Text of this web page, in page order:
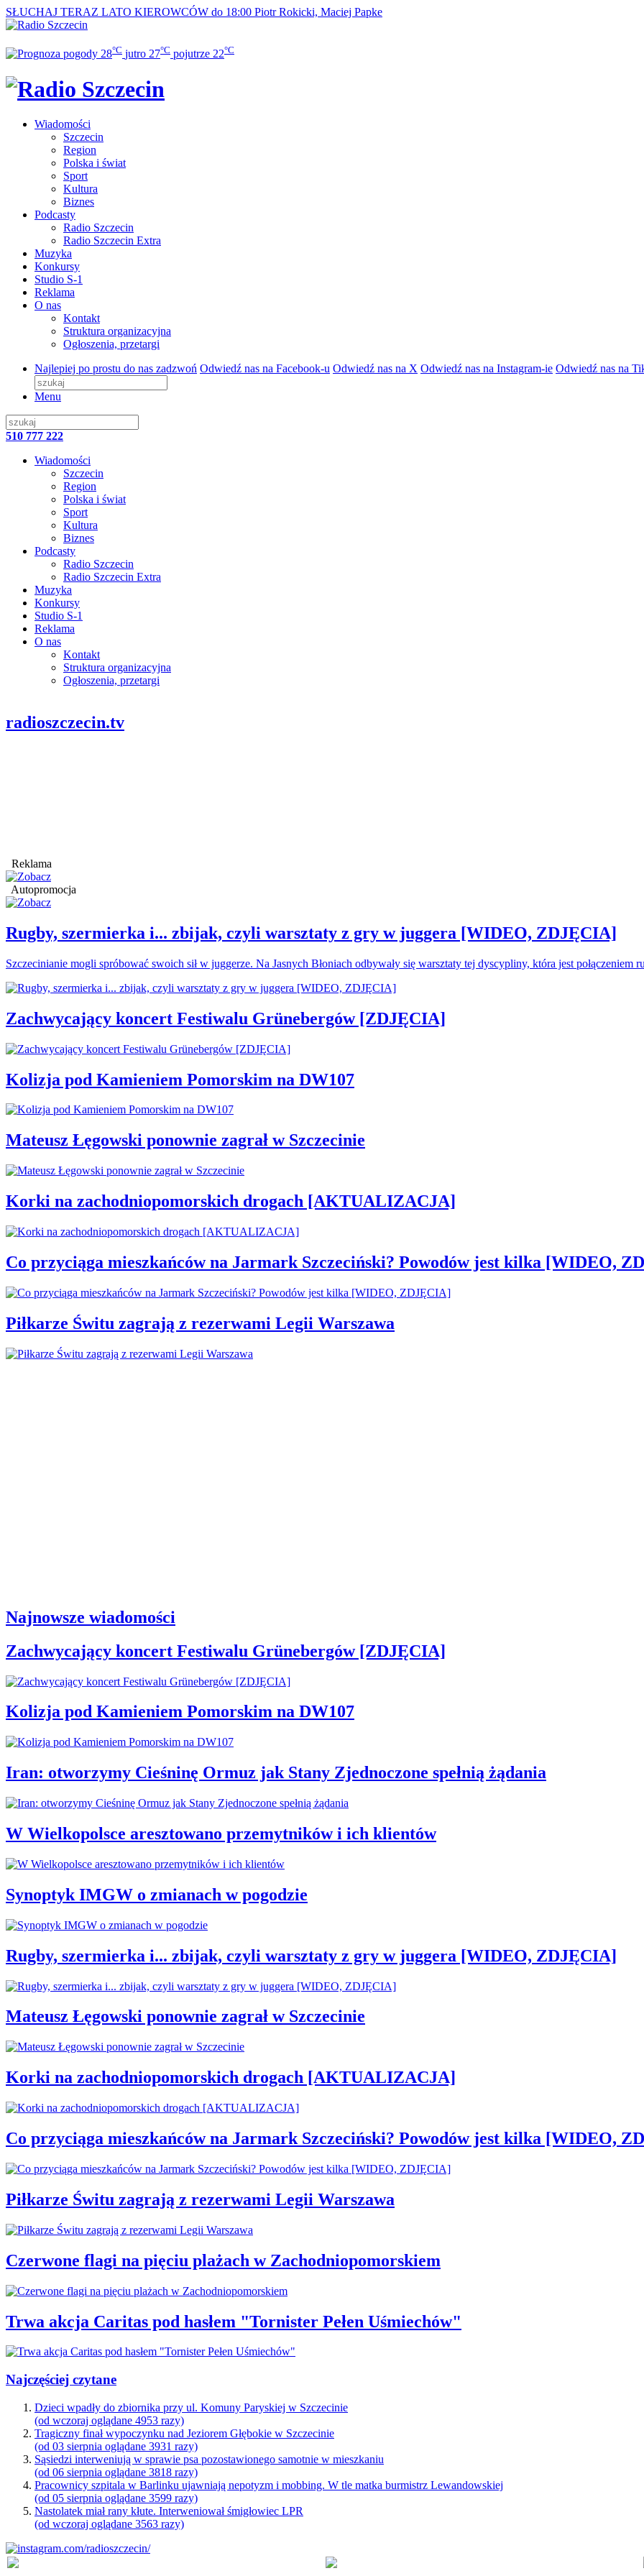
SŁUCHAJ TERAZ LATO KIEROWCÓW do 18:00 Piotr Rokicki, Maciej Papke
28°C jutro 27°C pojutrze 22°C
Wiadomości
Szczecin
Region
Polska i świat
Sport
Kultura
Biznes
Podcasty
Radio Szczecin
Radio Szczecin Extra
Muzyka
Konkursy
Studio S-1
Reklama
O nas
Kontakt
Struktura organizacyjna
Ogłoszenia, przetargi
Najlepiej po prostu do nas zadzwoń Odwiedź nas na Facebook-u Odwiedź nas na X Odwiedź nas na Instagram-ie Odwiedź nas na
Menu
510 777 222
Wiadomości
Szczecin
Region
Polska i świat
Sport
Kultura
Biznes
Podcasty
Radio Szczecin
Radio Szczecin Extra
Muzyka
Konkursy
Studio S-1
Reklama
O nas
Kontakt
Struktura organizacyjna
Ogłoszenia, przetargi
radioszczecin.tv
Reklama
Autopromocja
Rugby, szermierka i... zbijak, czyli warsztaty z gry w juggera [WIDEO, ZDJĘCIA]
Szczecinianie mogli spróbować swoich sił w juggerze. Na Jasnych Błoniach odbywały się warsztaty tej dyscypliny, która jest połączeniem
Zachwycający koncert Festiwalu Grünebergów [ZDJĘCIA]
Kolizja pod Kamieniem Pomorskim na DW107
Mateusz Łęgowski ponownie zagrał w Szczecinie
Korki na zachodniopomorskich drogach [AKTUALIZACJA]
Co przyciąga mieszkańców na Jarmark Szczeciński? Powodów jest kilka [WIDEO,
Piłkarze Świtu zagrają z rezerwami Legii Warszawa
Najnowsze wiadomości
Zachwycający koncert Festiwalu Grünebergów [ZDJĘCIA]
Kolizja pod Kamieniem Pomorskim na DW107
Iran: otworzymy Cieśninę Ormuz jak Stany Zjednoczone spełnią żądania
W Wielkopolsce aresztowano przemytników i ich klientów
Synoptyk IMGW o zmianach w pogodzie
Rugby, szermierka i... zbijak, czyli warsztaty z gry w juggera [WIDEO, ZDJĘCIA]
Mateusz Łęgowski ponownie zagrał w Szczecinie
Korki na zachodniopomorskich drogach [AKTUALIZACJA]
Co przyciąga mieszkańców na Jarmark Szczeciński? Powodów jest kilka [WIDEO,
Piłkarze Świtu zagrają z rezerwami Legii Warszawa
Czerwone flagi na pięciu plażach w Zachodniopomorskiem
Trwa akcja Caritas pod hasłem "Tornister Pełen Uśmiechów"
Najczęściej czytane
Dzieci wpadły do zbiornika przy ul. Komuny Paryskiej w Szczecinie
(od wczoraj oglądane 4953 razy)
Tragiczny finał wypoczynku nad Jeziorem Głębokie w Szczecinie
(od 03 sierpnia oglądane 3931 razy)
Sąsiedzi interweniują w sprawie psa pozostawionego samotnie w mieszkaniu
(od 06 sierpnia oglądane 3818 razy)
Pracownicy szpitala w Barlinku ujawniają nepotyzm i mobbing. W tle matka burmistrz Lewandowskiej
(od 05 sierpnia oglądane 3599 razy)
Nastolatek miał rany kłute. Interweniował śmigłowiec LPR
(od wczoraj oglądane 3563 razy)